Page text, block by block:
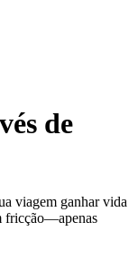
de
viagem ganhar vida
fricção—apenas